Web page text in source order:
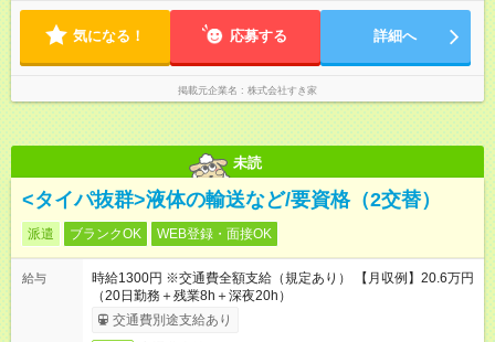
気になる！ 応募する 詳細へ
掲載元企業名 株式会社すき家
未読
<タイパ抜群>液体の輸送など/要資格（2交替）
派遣 ブランクOK WEB登録・面接OK
給与
時給1300円 ※交通費全額支給（規定あり） 【月収例】20.6万円
（20日勤務＋残業8h＋深夜20h）
交通費別途支給あり